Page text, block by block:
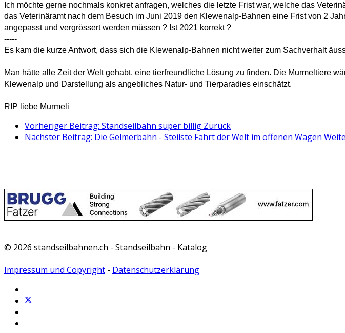
Ich möchte gerne nochmals konkret anfragen, welches die letzte Frist war, welche das
das Veterinäramt nach dem Besuch im Juni 2019 den Klewenalp-Bahnen eine Frist von 2
angepasst und vergrössert werden müssen ? Ist 2021 korrekt ?
-----
Es kam die kurze Antwort, dass sich die Klewenalp-Bahnen nicht weiter zum Sachverhalt
Man hätte alle Zeit der Welt gehabt, eine tierfreundliche Lösung zu finden. Die Murmeltiere
Klewenalp und Darstellung als angebliches Natur- und Tierparadies einschätzt.
RIP liebe Murmeli
Vorheriger Beitrag: Standseilbahn super billig Zurück
Nächster Beitrag: Die Gelmerbahn - Steilste Fahrt der Welt im offenen Wagen
© 2026 standseilbahnen.ch - Standseilbahn - Katalog
Impressum und Copyright - Datenschutzerklärung